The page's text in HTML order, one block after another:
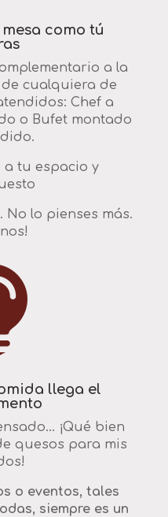
como tú
a la
cualquiera de
Chef a
o Bufet montado
a tu espacio y
No lo pienses más.
llega el
¡Qué bien
quesos para mis
o eventos, tales
siempre es un